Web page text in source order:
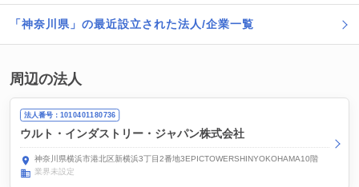
「神奈川県」の最近設立された法人/企業一覧
周辺の法人
法人番号：1010401180736
ウルト・インダストリー・ジャパン株式会社
神奈川県横浜市港北区新横浜3丁目2番地3EPICTOWERSHINYOKOHAMA10階
業界未設定